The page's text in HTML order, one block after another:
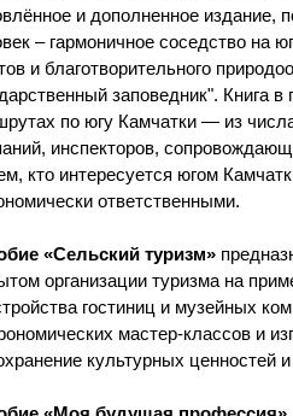
и дополненное издание,
– гармоничное соседство на
и благотворительного
заповедник". Книга
по югу Камчатки — из
инспекторов,
кто интересуется югом
ответственными.
«Сельский туризм»
организации туризма на
гостиниц и музейных
мастер-классов и
культурных ценностей